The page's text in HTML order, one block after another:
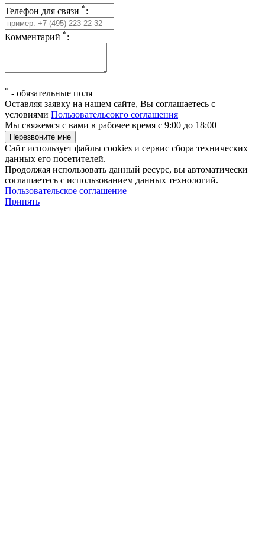
Телефон для связи *:
Комментарий *:
* - обязательные поля
Оставляя заявку на нашем сайте, Вы соглашаетесь с
условиями Пользовательсокго соглашения
Мы свяжемся с вами в рабочее время с 9:00 до 18:00
Сайт использует файлы cookies и сервис сбора технических
данных его посетителей.
Продолжая использовать данный ресурс, вы автоматически
соглашаетесь с использованием данных технологий.
Пользовательское соглашение
Принять